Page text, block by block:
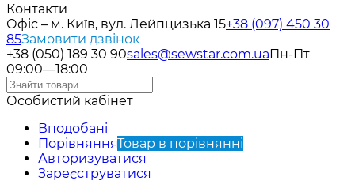
Контакти
Офіс – м. Київ, вул. Лейпцизька 15+38 (097) 450 30
85Замовити дзвінок
+38 (050) 189 30 90sales@sewstar.com.uaПн-Пт
09:00—18:00
Особистий кабінет
Вподобані
ПорівнянняТовар в порівнянні
Авторизуватися
Зареєструватися